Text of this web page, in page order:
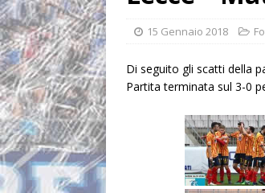
15 Gennaio 2018
Di seguito gli scatti della
Partita terminata sul 3-0